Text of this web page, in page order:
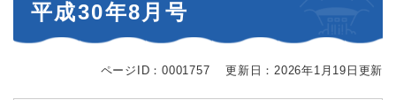
平成30年8月号
ページID：0001757 更新日：2026年1月19日更新